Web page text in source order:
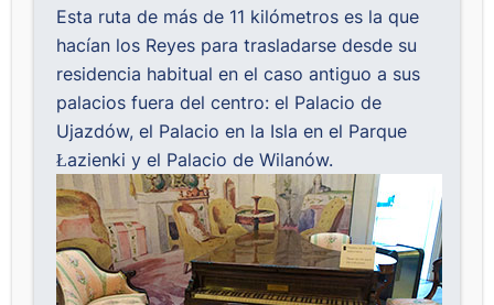
Esta ruta de más de 11 kilómetros es la que
hacían los Reyes para trasladarse desde su
residencia habitual en el caso antiguo a sus
palacios fuera del centro: el Palacio de
Ujazdów, el Palacio en la Isla en el Parque
Łazienki y el Palacio de Wilanów.